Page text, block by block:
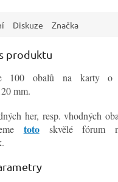
Diskuze Značka
produktu
100 obalů na karty o
mm.
her, resp. vhodných
totoskvělé fórum